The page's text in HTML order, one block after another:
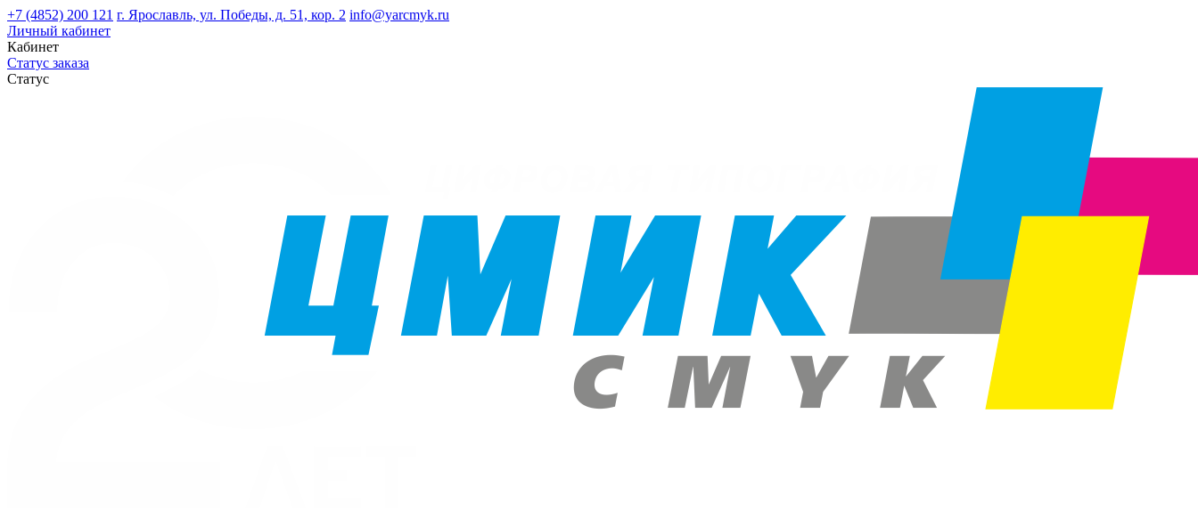
+7 (4852) 200 121 г. Ярославль, ул. Победы, д. 51, кор. 2 info@yarcmyk.ru
Личный кабинет
Кабинет
Статус заказа
Статус